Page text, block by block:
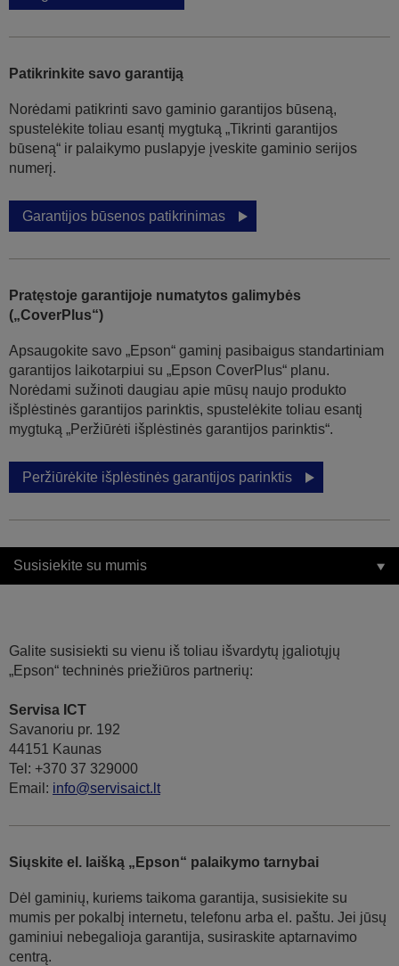
Patikrinkite savo garantiją
Norėdami patikrinti savo gaminio garantijos būseną,
spustelėkite toliau esantį mygtuką „Tikrinti garantijos
būseną“ ir palaikymo puslapyje įveskite gaminio serijos
numerį.
Garantijos būsenos patikrinimas
Pratęstoje garantijoje numatytos galimybės
(„CoverPlus“)
Apsaugokite savo „Epson“ gaminį pasibaigus standartiniam
garantijos laikotarpiui su „Epson CoverPlus“ planu.
Norėdami sužinoti daugiau apie mūsų naujo produkto
išplėstinės garantijos parinktis, spustelėkite toliau esantį
mygtuką „Peržiūrėti išplėstinės garantijos parinktis“.
Peržiūrėkite išplėstinės garantijos parinktis
Susisiekite su mumis
Galite susisiekti su vienu iš toliau išvardytų įgaliotųjų
„Epson“ techninės priežiūros partnerių:
Servisa ICT
Savanoriu pr. 192
44151 Kaunas
Tel: +370 37 329000
Email: info@servisaict.lt
Siųskite el. laišką „Epson“ palaikymo tarnybai
Dėl gaminių, kuriems taikoma garantija, susisiekite su
mumis per pokalbį internetu, telefonu arba el. paštu. Jei jūsų
gaminiui nebegalioja garantija, susiraskite aptarnavimo
centrą.